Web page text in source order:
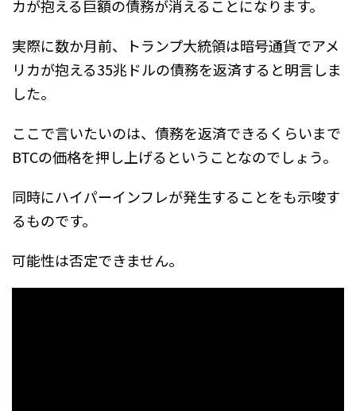
カが抱える巨額の債務が消えることになります。
実際に数か月前、トランプ大統領は暗号通貨でアメ
リカが抱える35兆ドルの債務を返済すると明言しま
した。
ここで言いたいのは、債務を返済できるくらいまで
BTCの価格を押し上げるということなのでしょう。
同時にハイパーインフレが発生することをも示唆す
るものです。
可能性は否定できません。